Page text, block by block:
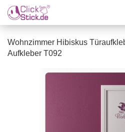
Wohnzimmer Hibiskus
Aufkleber T092